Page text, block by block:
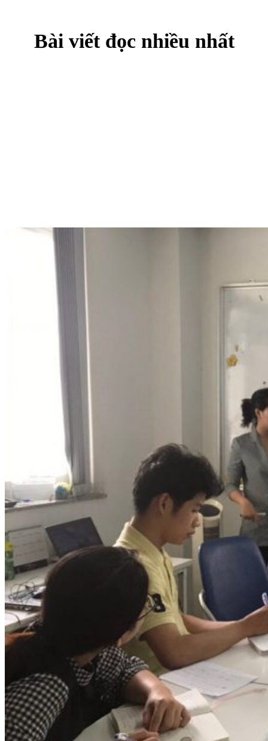
Bài viết đọc nhiều nhất